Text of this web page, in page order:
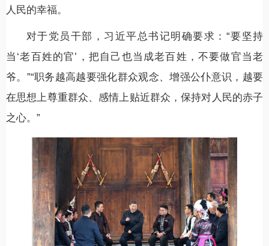
人民的幸福。
对于党员干部，习近平总书记明确要求：“要坚持
当‘老百姓的官’，把自己也当成老百姓，不要做官当老
爷。”“职务越高越要强化群众观念、增强公仆意识，越要
在思想上尊重群众、感情上贴近群众，保持对人民的赤子
之心。”